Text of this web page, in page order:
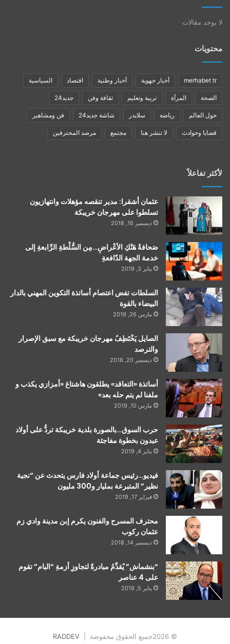
لا يوجد مقالات
محتويات
merhabet tr أخبار جهوية أخبار وطنية اقتصاد السياسية
الصحة المرأة تربية وتعليم ثقافة وفن جديد24
حول العالم رياضة سلايدر شاشة جديد24 فن ومشاهير
قضايا وحوادث لا تنشر هنا مجتمع مرصد المحترفين
لأكثر تفاعلاً
عثمان أشقرا: مدير تنقصه مؤهلات وانتهازيون
تسلطوا على مهرجان خريبكة
ديسمبر 16, 2018
صَحافةُ هَتْكِ الأعْراضِ…مِن السُّلْطةِ الرِّابعةِ إلى
خدمة الجهة الدّافعةِ
يناير 3, 2019
السلطات تفض اعتصام أساتذة التكوين المهني بالدار
البيضاء بالقوة
مارس 26, 2019
الصايل يَخْتَطِفُ مهرجان خريبكة مع سبق الإصرار
والترصد
ديسمبر 20, 2018
أساتذة «التعاقد» يطلقون هاشتاغ «أمزازي يكذب و
ملفنا لم يتم حله بعد»
مارس 10, 2019
حرب السوق…بالصورة بلدية خريبكة تردُّ على أولاد
عبدون بخطوة مفاجئة
يناير 4, 2019
فيديو…رئيس جماعة أولاد فارس يتحدث عن “نجية
نظير” المتبرعة بمليار و300 مليون
فبراير 17, 2019
محترف المسرح والفنون يكرم إبن مدينة وادي زم
عثمان ركوب
ديسمبر 14, 2018
“بنشماش” يُقدِّمُ مبادرةً لتجاوزِ أزمةِ “البام” تقوم
على 4 عناصر
يناير 5, 2019
© 2026جميع الحقوق محفوضة | RADDEV